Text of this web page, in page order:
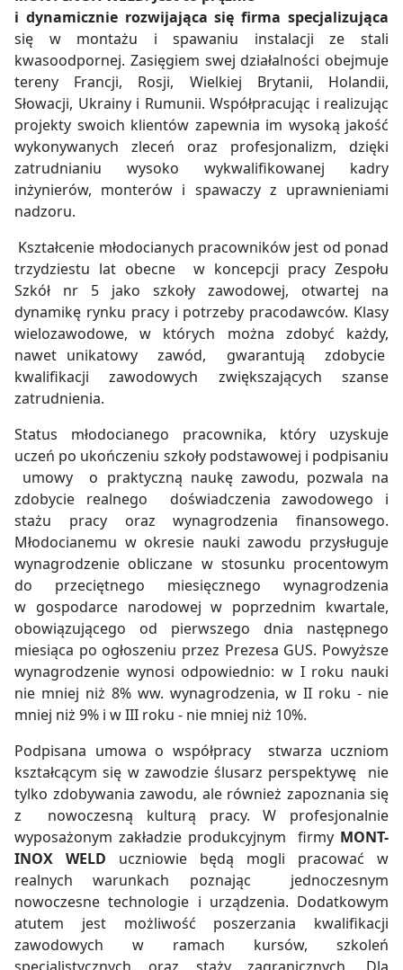
i dynamicznie rozwijająca się firma specjalizująca
się w montażu i spawaniu instalacji ze stali
kwasoodpornej. Zasięgiem swej działalności obejmuje
tereny Francji, Rosji, Wielkiej Brytanii, Holandii,
Słowacji, Ukrainy i Rumunii. Współpracując i realizując
projekty swoich klientów zapewnia im wysoką jakość
wykonywanych zleceń oraz profesjonalizm, dzięki
zatrudnianiu wysoko wykwalifikowanej kadry
inżynierów, monterów i spawaczy z uprawnieniami
nadzoru.
Kształcenie młodocianych pracowników jest od ponad
trzydziestu lat obecne w koncepcji pracy Zespołu
Szkół nr 5 jako szkoły zawodowej, otwartej na
dynamikę rynku pracy i potrzeby pracodawców. Klasy
wielozawodowe, w których można zdobyć każdy,
nawet unikatowy zawód, gwarantują zdobycie
kwalifikacji zawodowych zwiększających szanse
zatrudnienia.
Status młodocianego pracownika, który uzyskuje
uczeń po ukończeniu szkoły podstawowej i podpisaniu
umowy o praktyczną naukę zawodu, pozwala na
zdobycie realnego doświadczenia zawodowego i
stażu pracy oraz wynagrodzenia finansowego.
Młodocianemu w okresie nauki zawodu przysługuje
wynagrodzenie obliczane w stosunku procentowym
do przeciętnego miesięcznego wynagrodzenia
w gospodarce narodowej w poprzednim kwartale,
obowiązującego od pierwszego dnia następnego
miesiąca po ogłoszeniu przez Prezesa GUS. Powyższe
wynagrodzenie wynosi odpowiednio: w I roku nauki
nie mniej niż 8% ww. wynagrodzenia, w II roku - nie
mniej niż 9% i w III roku - nie mniej niż 10%.
Podpisana umowa o współpracy stwarza uczniom
kształcącym się w zawodzie ślusarz perspektywę nie
tylko zdobywania zawodu, ale również zapoznania się
z nowoczesną kulturą pracy. W profesjonalnie
wyposażonym zakładzie produkcyjnym firmy MONT-
INOX WELD uczniowie będą mogli pracować w
realnych warunkach poznając jednoczesnym
nowoczesne technologie i urządzenia. Dodatkowym
atutem jest możliwość poszerzania kwalifikacji
zawodowych w ramach kursów, szkoleń